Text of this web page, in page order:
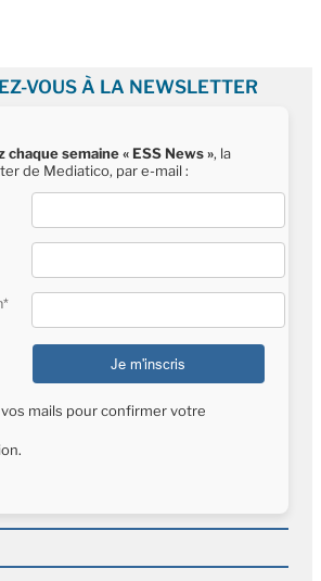
e
b
o
o
s
A
p
p
s
k
y
y
Li
n
k
g
er
VOUS À LA NEWSLETTER
chaque semaine « ESS News », la
de Mediatico, par e-mail :
mails pour confirmer votre